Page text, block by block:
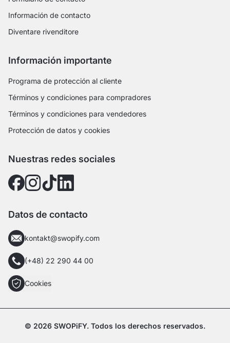
Información de contacto
Diventare rivenditore
Información importante
Programa de protección al cliente
Términos y condiciones para compradores
Términos y condiciones para vendedores
Protección de datos y cookies
Nuestras redes sociales
Datos de contacto
kontakt@swopify.com
(+48) 22 290 44 00
Cookies
© 2026 SWOPiFY. Todos los derechos reservados.